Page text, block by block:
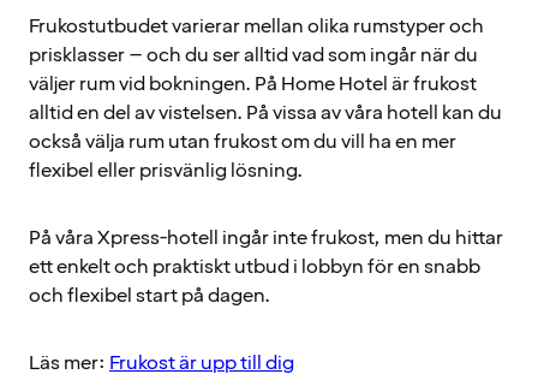
Frukostutbudet varierar mellan olika rumstyper och
prisklasser – och du ser alltid vad som ingår när du
väljer rum vid bokningen. På Home Hotel är frukost
alltid en del av vistelsen. På vissa av våra hotell kan du
också välja rum utan frukost om du vill ha en mer
flexibel eller prisvänlig lösning.
På våra Xpress-hotell ingår inte frukost, men du hittar
ett enkelt och praktiskt utbud i lobbyn för en snabb
och flexibel start på dagen.
Läs mer: Frukost är upp till dig